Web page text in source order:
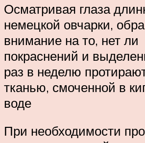
Осматривая глаза
немецкой овчарки,
внимание на то, нет ли
покраснений и
раз в неделю
тканью, смоченной в
воде
При необходимости